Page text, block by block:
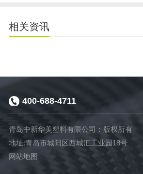
相关资讯
400-688-4711
青岛中新华美塑料有限公司：版权所有
地址:青岛市城阳区西城汇工业园18号
网站地图